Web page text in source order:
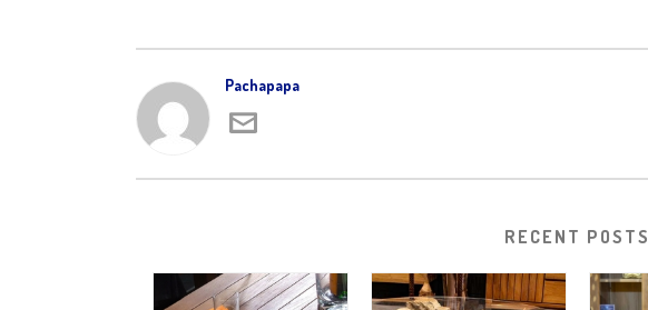
Pachapapa
RECENT POSTS